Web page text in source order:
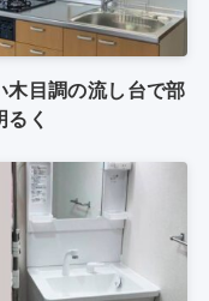
木目調の流し台で部
るく